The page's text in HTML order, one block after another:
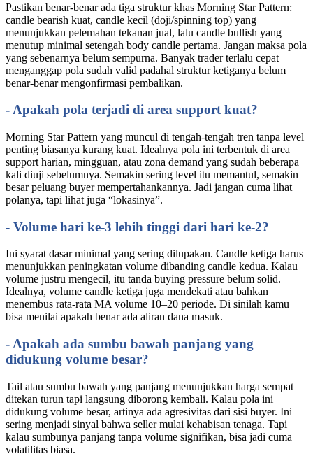
Pastikan benar-benar ada tiga struktur khas Morning Star Pattern:
candle bearish kuat, candle kecil (doji/spinning top) yang
menunjukkan pelemahan tekanan jual, lalu candle bullish yang
menutup minimal setengah body candle pertama. Jangan maksa pola
yang sebenarnya belum sempurna. Banyak trader terlalu cepat
menganggap pola sudah valid padahal struktur ketiganya belum
benar-benar mengonfirmasi pembalikan.
- Apakah pola terjadi di area support kuat?
Morning Star Pattern yang muncul di tengah-tengah tren tanpa level
penting biasanya kurang kuat. Idealnya pola ini terbentuk di area
support harian, mingguan, atau zona demand yang sudah beberapa
kali diuji sebelumnya. Semakin sering level itu memantul, semakin
besar peluang buyer mempertahankannya. Jadi jangan cuma lihat
polanya, tapi lihat juga “lokasinya”.
- Volume hari ke-3 lebih tinggi dari hari ke-2?
Ini syarat dasar minimal yang sering dilupakan. Candle ketiga harus
menunjukkan peningkatan volume dibanding candle kedua. Kalau
volume justru mengecil, itu tanda buying pressure belum solid.
Idealnya, volume candle ketiga juga mendekati atau bahkan
menembus rata-rata MA volume 10–20 periode. Di sinilah kamu
bisa menilai apakah benar ada aliran dana masuk.
- Apakah ada sumbu bawah panjang yang
didukung volume besar?
Tail atau sumbu bawah yang panjang menunjukkan harga sempat
ditekan turun tapi langsung diborong kembali. Kalau pola ini
didukung volume besar, artinya ada agresivitas dari sisi buyer. Ini
sering menjadi sinyal bahwa seller mulai kehabisan tenaga. Tapi
kalau sumbunya panjang tanpa volume signifikan, bisa jadi cuma
volatilitas biasa.